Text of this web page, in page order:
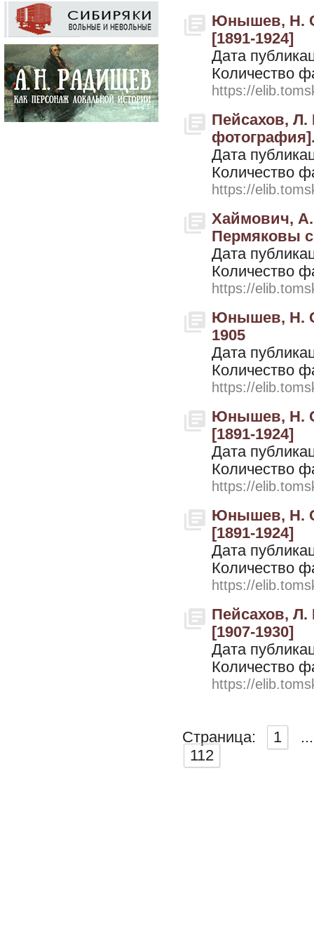
Юнышев, Н.
[1891-1924]
Дата
Количество
https://
Пейсахов,
Дата
Количество
https://
Хаймович,
Пермяковы
Дата
Количество
https://
Юнышев, Н.
1905
Дата
Количество
https://
Юнышев, Н.
[1891-1924]
Дата
Количество
https://
Юнышев, Н.
[1891-1924]
Дата
Количество
https://
Пейсахов,
[1907-1930]
Дата
Количество
https://
Страница: 1
...
112